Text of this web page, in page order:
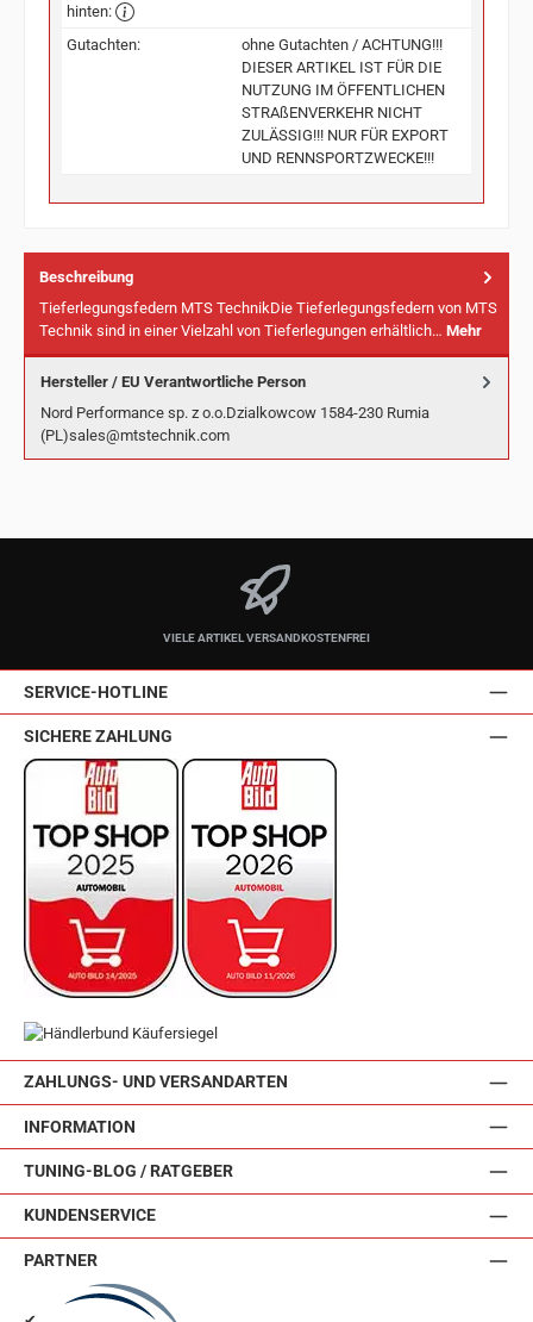
hinten:
Gutachten:
ohne Gutachten / ACHTUNG!!!
DIESER ARTIKEL IST FÜR DIE
NUTZUNG IM ÖFFENTLICHEN
STRAßENVERKEHR NICHT
ZULÄSSIG!!! NUR FÜR EXPORT
UND RENNSPORTZWECKE!!!
Beschreibung
Tieferlegungsfedern MTS TechnikDie Tieferlegungsfedern von MTS
Technik sind in einer Vielzahl von Tieferlegungen erhältlich… Mehr
Hersteller / EU Verantwortliche Person
Nord Performance sp. z o.o.Dzialkowcow 1584-230 Rumia
(PL)sales@mtstechnik.com
VIELE ARTIKEL VERSANDKOSTENFREI
SERVICE-HOTLINE
ZAHLUNGS- UND VERSANDARTEN
INFORMATION
TUNING-BLOG / RATGEBER
KUNDENSERVICE
SICHERE ZAHLUNG
PARTNER